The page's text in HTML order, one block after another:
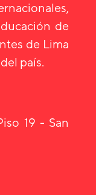
de
de Lima
país.
19 - San